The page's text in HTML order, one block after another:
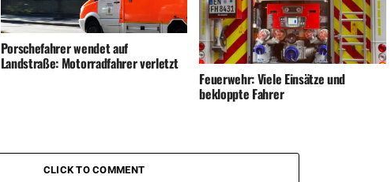
Porschefahrer wendet auf
Landstraße: Motorradfahrer verletzt
Feuerwehr: Viele Einsätze und
bekloppte Fahrer
CLICK TO COMMENT